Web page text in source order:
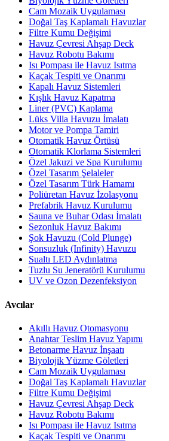
Cam Mozaik Uygulaması
Doğal Taş Kaplamalı Havuzlar
Filtre Kumu Değişimi
Havuz Çevresi Ahşap Deck
Havuz Robotu Bakımı
Isı Pompası ile Havuz Isıtma
Kaçak Tespiti ve Onarımı
Kapalı Havuz Sistemleri
Kışlık Havuz Kapatma
Liner (PVC) Kaplama
Lüks Villa Havuzu İmalatı
Motor ve Pompa Tamiri
Otomatik Havuz Örtüsü
Otomatik Klorlama Sistemleri
Özel Jakuzi ve Spa Kurulumu
Özel Tasarım Şelaleler
Özel Tasarım Türk Hamamı
Poliüretan Havuz İzolasyonu
Prefabrik Havuz Kurulumu
Sauna ve Buhar Odası İmalatı
Sezonluk Havuz Bakımı
Şok Havuzu (Cold Plunge)
Sonsuzluk (Infinity) Havuzu
Sualtı LED Aydınlatma
Tuzlu Su Jeneratörü Kurulumu
UV ve Ozon Dezenfeksiyon
Avcılar
Akıllı Havuz Otomasyonu
Anahtar Teslim Havuz Yapımı
Betonarme Havuz İnşaatı
Biyolojik Yüzme Göletleri
Cam Mozaik Uygulaması
Doğal Taş Kaplamalı Havuzlar
Filtre Kumu Değişimi
Havuz Çevresi Ahşap Deck
Havuz Robotu Bakımı
Isı Pompası ile Havuz Isıtma
Kaçak Tespiti ve Onarımı